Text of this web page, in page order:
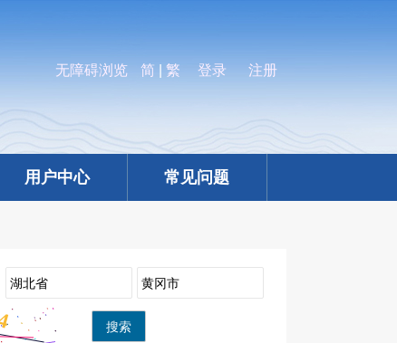
无障碍浏览 简 繁 登录 注册
用户中心 常见问题
搜索